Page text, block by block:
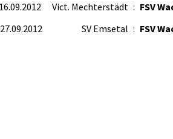
Vict. Mechterstädt : FSV
SV Emsetal : FSV